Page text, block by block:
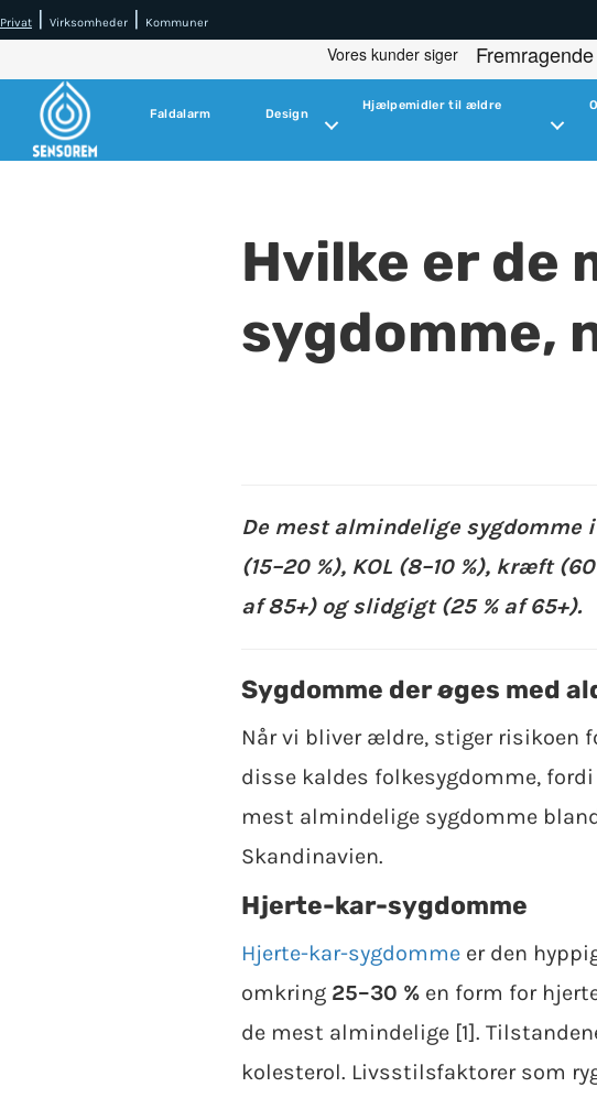
Privat Virksomheder Kommuner
Faldalarm Design
Hjælpemidler til ældre
Hvilke er de
sygdomme,
De mest almindelige sygdomme
(15–20 %), KOL (8–10 %), kræft
af 85+) og slidgigt (25 % af 65+).
Sygdomme der øges med
Når vi bliver ældre, stiger risikoen
disse kaldes folkesygdomme,
mest almindelige sygdomme
Skandinavien.
Hjerte-kar-sygdomme
Hjerte-kar-sygdomme er den
omkring 25–30 % en form for
de mest almindelige [1].
kolesterol. Livsstilsfaktorer som